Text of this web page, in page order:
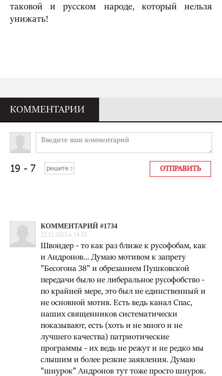
таковой и русском народе, который нельзя
унижать!
КОММЕНТАРИИ
КОММЕНТАРИЙ #1734
22.12.2015 в 14:53
Швондер - то как раз ближе к русофобам, как
и Андронов... Думаю мотивом к запрету
"Бесогона 38" и обрезанием Пушковской
передачи было не либеральное русофобство -
по крайней мере, это был не единственный и
не основной мотив. Есть ведь канал Спас,
наших священников систематически
показывают, есть (хоть и не много и не
лучшего качества) патриотические
программы - их ведь не режут и не редко мы
слышим и более резкие заявления. Думаю
"шнурок" Андронов тут тоже просто шнурок.